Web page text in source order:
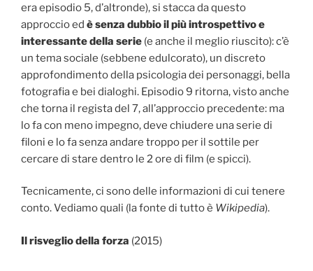
era episodio 5, d’altronde), si stacca da questo
approccio ed è senza dubbio il più introspettivo e
interessante della serie (e anche il meglio riuscito): c’è
un tema sociale (sebbene edulcorato), un discreto
approfondimento della psicologia dei personaggi, bella
fotografia e bei dialoghi. Episodio 9 ritorna, visto anche
che torna il regista del 7, all’approccio precedente: ma
lo fa con meno impegno, deve chiudere una serie di
filoni e lo fa senza andare troppo per il sottile per
cercare di stare dentro le 2 ore di film (e spicci).
Tecnicamente, ci sono delle informazioni di cui tenere
conto. Vediamo quali (la fonte di tutto è Wikipedia).
Il risveglio della forza (2015)